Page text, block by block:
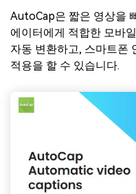
AutoCap은 짧은 영상을
에이터에게 적합한 모바
자동 변환하고, 스마트폰
적용을 할 수 있습니다.